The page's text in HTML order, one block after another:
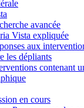
avancée
Vista expliquée
aux
les dépliants
contenant
en cours